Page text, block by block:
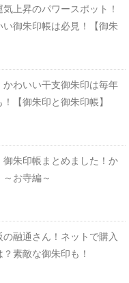
上昇のパワースポット！
御朱印帳は必見！【御朱
わいい干支御朱印は毎年
【御朱印と御朱印帳】
朱印帳まとめました！か
お寺編～
融通さん！ネットで購入
素敵な御朱印も！